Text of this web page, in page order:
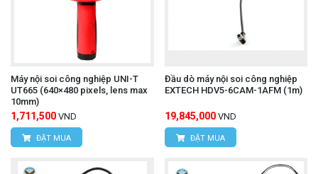
Máy nội soi công nghiệp UNI-T
UT665 (640×480 pixels, lens max
10mm)
1,711,500 VND
ĐẶT MUA
Đầu dò máy nội soi công nghiệp
EXTECH HDV5-6CAM-1AFM (1m)
19,845,000 VND
ĐẶT MUA